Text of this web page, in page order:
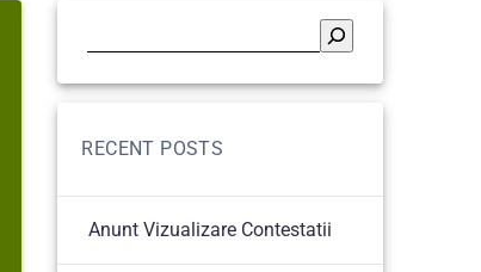
RECENT POSTS
Anunt Vizualizare Contestatii